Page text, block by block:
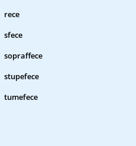
rece
sfece
sopraffece
stupefece
tumefece